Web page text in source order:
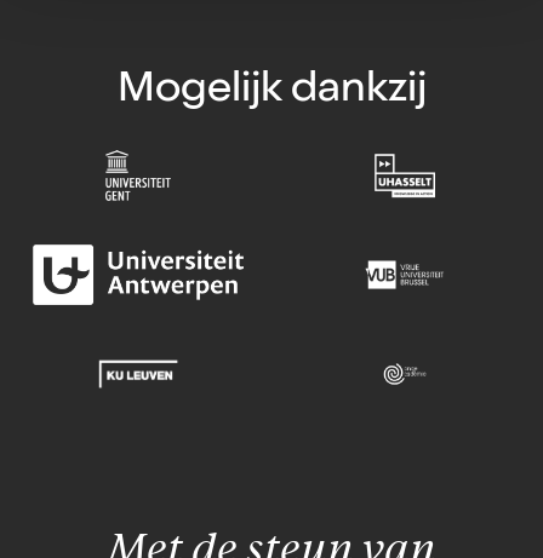
Mogelijk dankzij